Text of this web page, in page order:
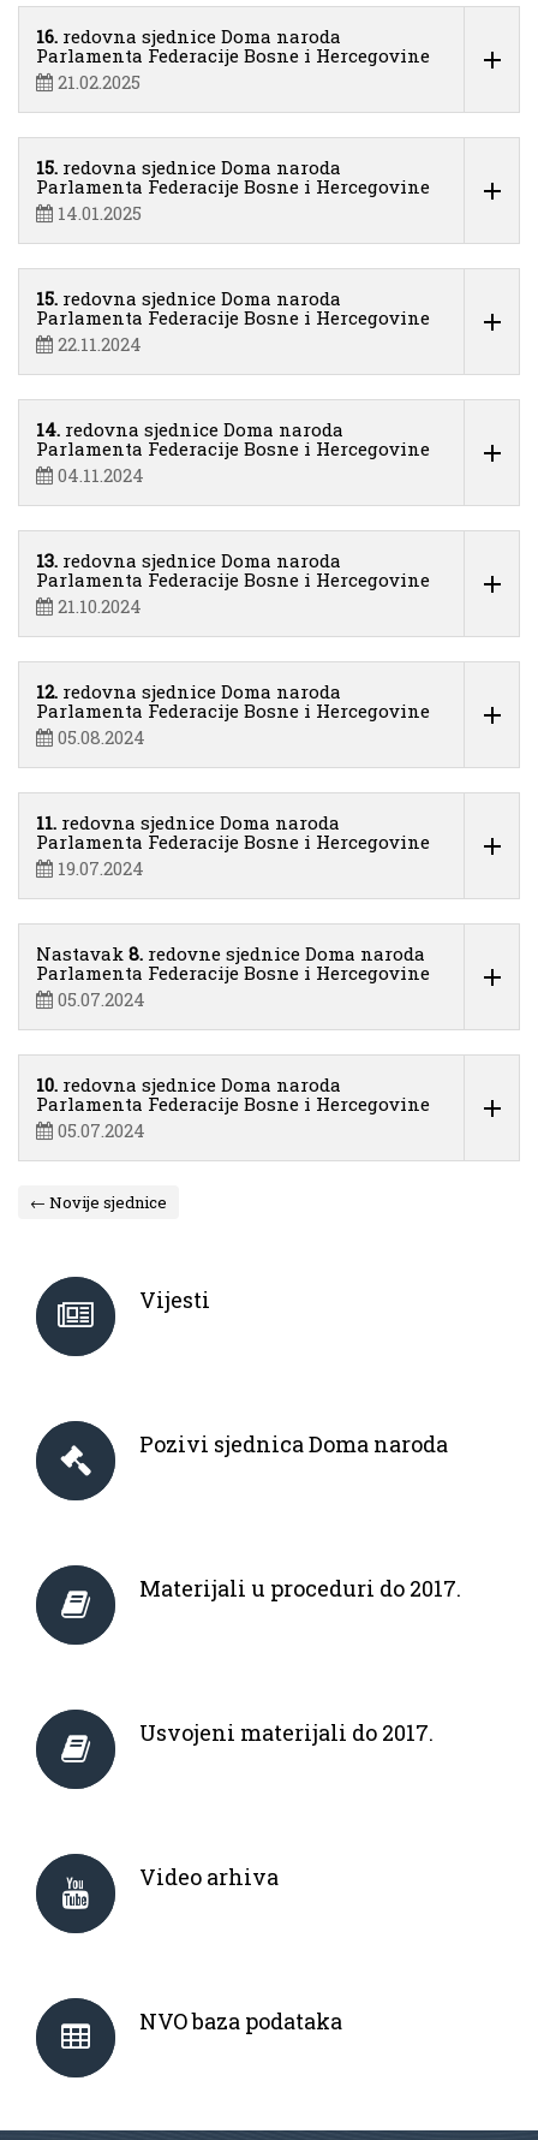
16. redovna sjednice Doma naroda
Parlamenta Federacije Bosne i Hercegovine
21.02.2025
15. redovna sjednice Doma naroda
Parlamenta Federacije Bosne i Hercegovine
14.01.2025
15. redovna sjednice Doma naroda
Parlamenta Federacije Bosne i Hercegovine
22.11.2024
14. redovna sjednice Doma naroda
Parlamenta Federacije Bosne i Hercegovine
04.11.2024
13. redovna sjednice Doma naroda
Parlamenta Federacije Bosne i Hercegovine
21.10.2024
12. redovna sjednice Doma naroda
Parlamenta Federacije Bosne i Hercegovine
05.08.2024
11. redovna sjednice Doma naroda
Parlamenta Federacije Bosne i Hercegovine
19.07.2024
Nastavak 8. redovne sjednice Doma naroda
Parlamenta Federacije Bosne i Hercegovine
05.07.2024
10. redovna sjednice Doma naroda
Parlamenta Federacije Bosne i Hercegovine
05.07.2024
← Novije sjednice
Vijesti
Pozivi sjednica Doma naroda
Materijali u proceduri do 2017.
Usvojeni materijali do 2017.
Video arhiva
NVO baza podataka